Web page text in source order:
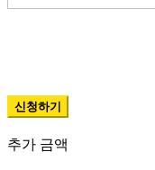
추가 금액